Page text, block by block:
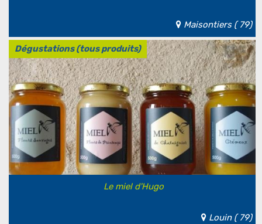
Maisontiers ( 79)
Dégustations (tous produits)
Le miel d'Hugo
Louin ( 79)